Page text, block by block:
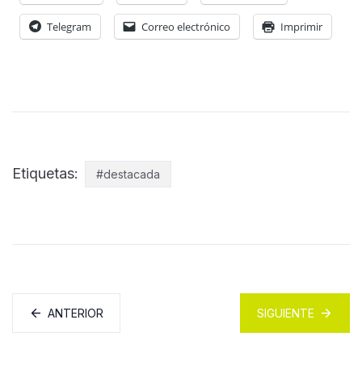
Telegram Correo electrónico Imprimir
Etiquetas: #destacada
ANTERIOR SIGUIENTE